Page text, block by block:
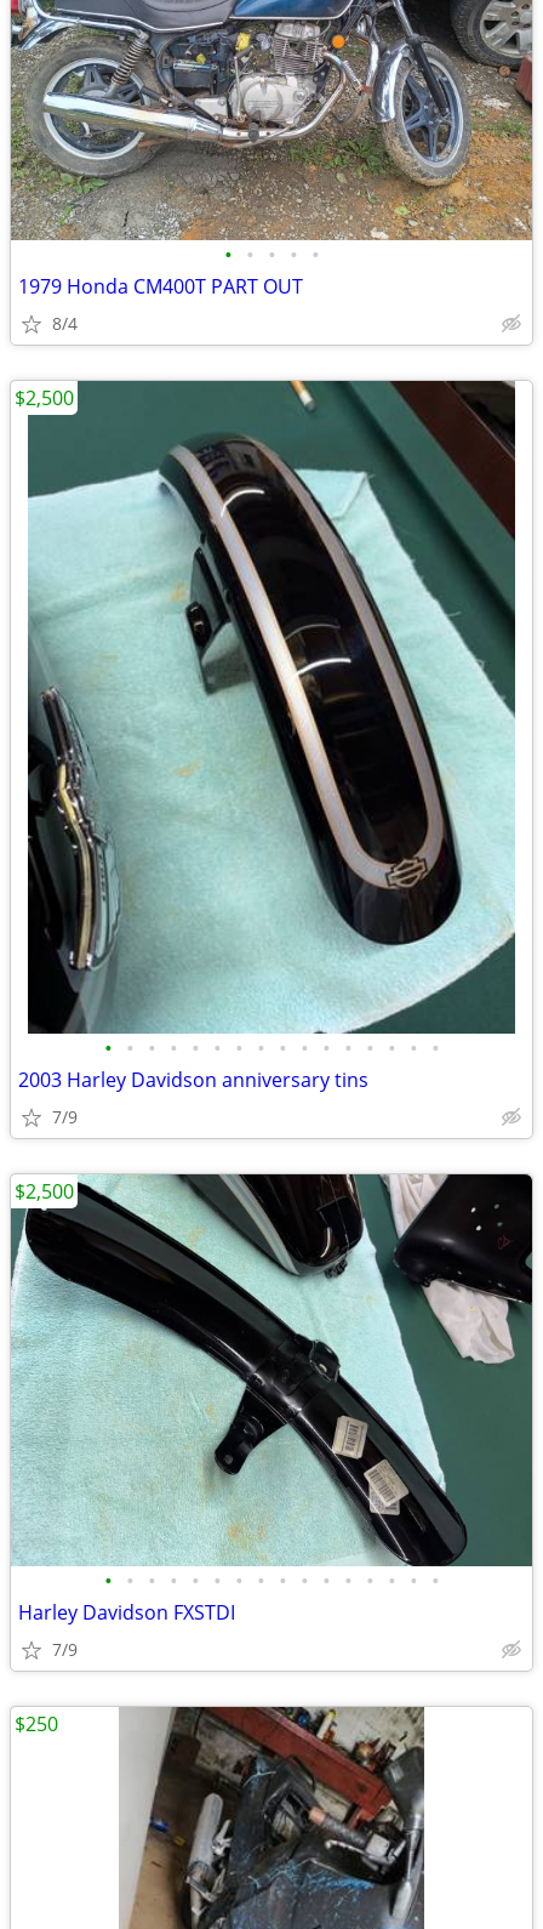
• • • • •
1979 Honda CM400T PART OUT
8/4
• • • • • • • • • • • • • • • •
2003 Harley Davidson anniversary tins
7/9
$2,500
• • • • • • • • • • • • • • • •
Harley Davidson FXSTDI
7/9
$2,500
$250